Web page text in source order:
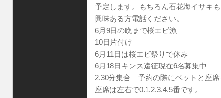
予定します。もちろん石花海イサキ
興味ある方電話ください。
6月9日の晩まで桜エビ漁
10日片付け
6月11日は桜エビ祭りで休み
6月18日キンス遠征現在6名募集中
2.30分集合 予約の際にベットと座席
座席は左右で0.1.2.3.4.5番です。